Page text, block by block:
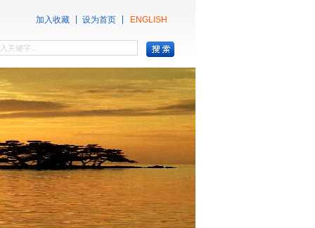
加入收藏 设为首页 ENGLISH